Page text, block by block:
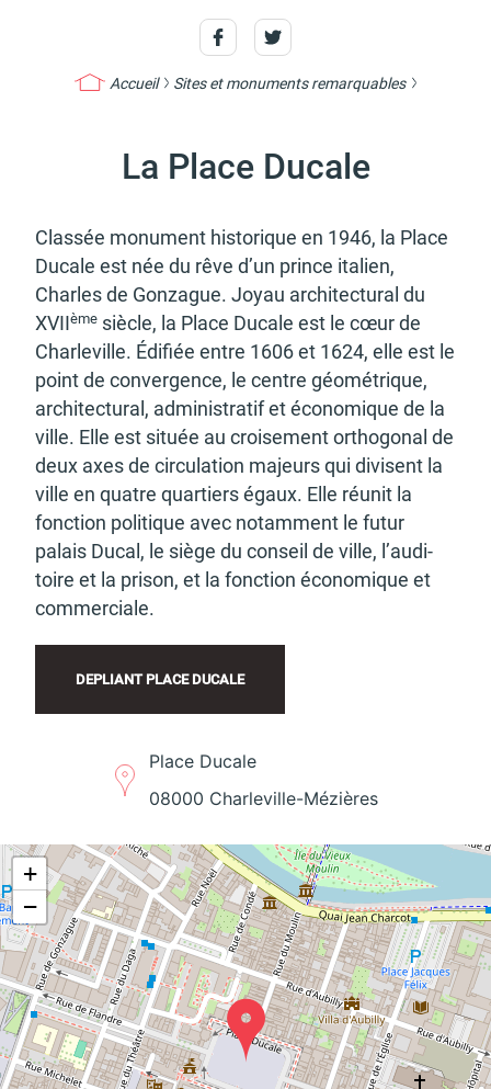
Actes d'état civil Citoyenneté
Mariage et PACS Décès
Marchés publics
Signaler un problème sur
l'espace public
Budget participatif
Archives municipales en
lignes
de l'espace public
des guichets municipaux
malentendants
Guichet numérique des
autorisations
d'urbanisme
Portail vie associative
Accueil Sites et monuments remarquables
La Place Ducale
Clas­­­­­­­­­­­­­­sée monu­­­­­­­­­­­­­­ment histo­­­­­­­­­­­­­­rique en 1946, la Place
Ducale est née du rêve d’un prince italien,
Charles de Gonzague. Joyau archi­­­­­­­­­­­­­­tec­­­­­­­­­­­­­­tu­­­­­­­­­­­­­­ral du
XVII
ème siècle, la Place Ducale est le cœur de
Char­­­­­­­­­­­­­­le­­­­­­­­­­­­­­ville. Édifiée entre 1606 et 1624, elle est le
point de conver­­­­­­­­­­­­­­gence, le centre géomé­­­­­­­­­­­­­­trique,
archi­­­­­­­­­­­­­­tec­­­­­­­­­­­­­­tu­­­­­­­­­­­­­­ral, admi­­­­­­­­­­­­­­nis­­­­­­­­­­­­­­tra­­­­­­­­­­­­­­tif et écono­­­­­­­­­­­­­­mique de la
ville. Elle est située au croi­­­­­­­­­­­­­­se­­­­­­­­­­­­­­ment ortho­­­­­­­­­­­­­­go­­­­­­­­­­­­­­nal de
deux axes de circu­­­­­­­­­­­­­­la­­­­­­­­­­­­­­tion majeurs qui divisent la
ville en quatre quar­­­­­­­­­­­­­­tiers égaux. Elle réunit la
fonc­­­­­­­­­­­­­­tion poli­­­­­­­­­­­­­­tique avec notam­­­­­­­­­­­­­­ment le futur
palais Ducal, le siège du conseil de ville, l’au­­­­­­­­­­­­­di­­­­­­­­­­­­­­
toire et la prison, et la fonc­­­­­­­­­­­­­­tion écono­­­­­­­­­­­­­­mique et
commer­­­­­­­­­­­­­­ciale.
DEPLIANT PLACE DUCALE
Place Ducale
08000 Char­­­­­­­­­­­­­­le­­­­­­­­­­­­­­ville-Mézières
+
−